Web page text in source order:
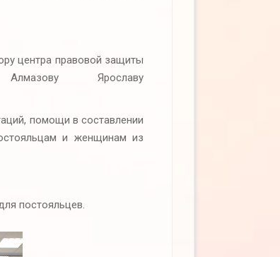
правовой защиты
Алмазову Ярославу
помощи в составлении
и женщинам из
постояльцев.